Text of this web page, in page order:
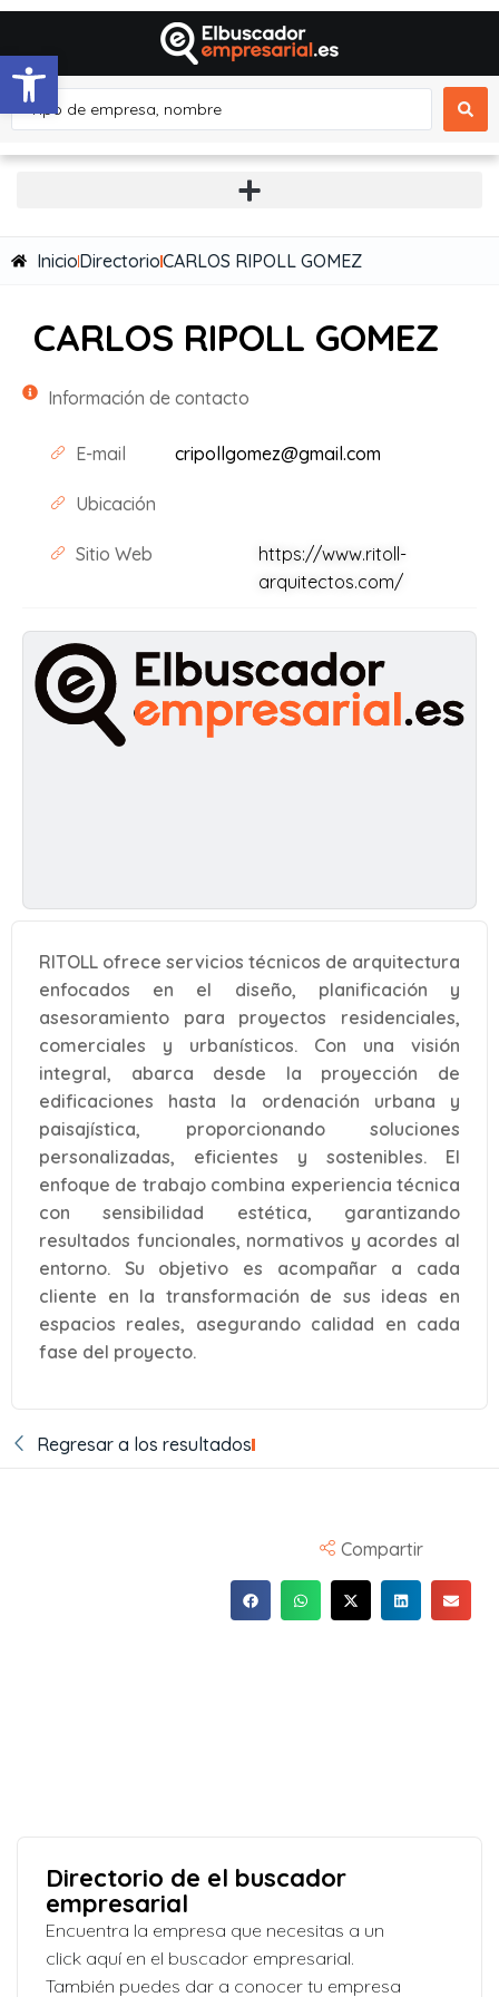
Abrir barra de herramientas
InicioDirectorioCARLOS RIPOLL GOMEZ
CARLOS RIPOLL GOMEZ
Información de contacto
E-mail cripollgomez@gmail.com
Ubicación
Sitio Web
https://www.ritoll-
arquitectos.com/
RITOLL ofrece servicios técnicos de arquitectura
enfocados en el diseño, planificación y
asesoramiento para proyectos residenciales,
comerciales y urbanísticos. Con una visión
integral, abarca desde la proyección de
edificaciones hasta la ordenación urbana y
paisajística, proporcionando soluciones
personalizadas, eficientes y sostenibles. El
enfoque de trabajo combina experiencia técnica
con sensibilidad estética, garantizando
resultados funcionales, normativos y acordes al
entorno. Su objetivo es acompañar a cada
cliente en la transformación de sus ideas en
espacios reales, asegurando calidad en cada
fase del proyecto.
Regresar a los resultados
Compartir
Directorio de el buscador
empresarial
Encuentra la empresa que necesitas a un
click aquí en el buscador empresarial.
También puedes dar a conocer tu empresa